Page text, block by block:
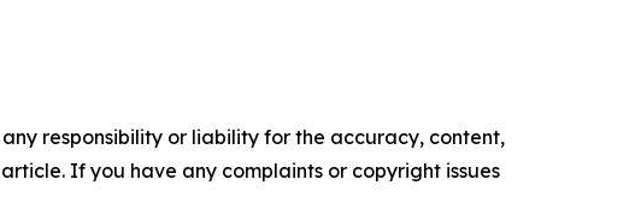
responsibility or liability for the accuracy, content,
If you have any complaints or copyright issues